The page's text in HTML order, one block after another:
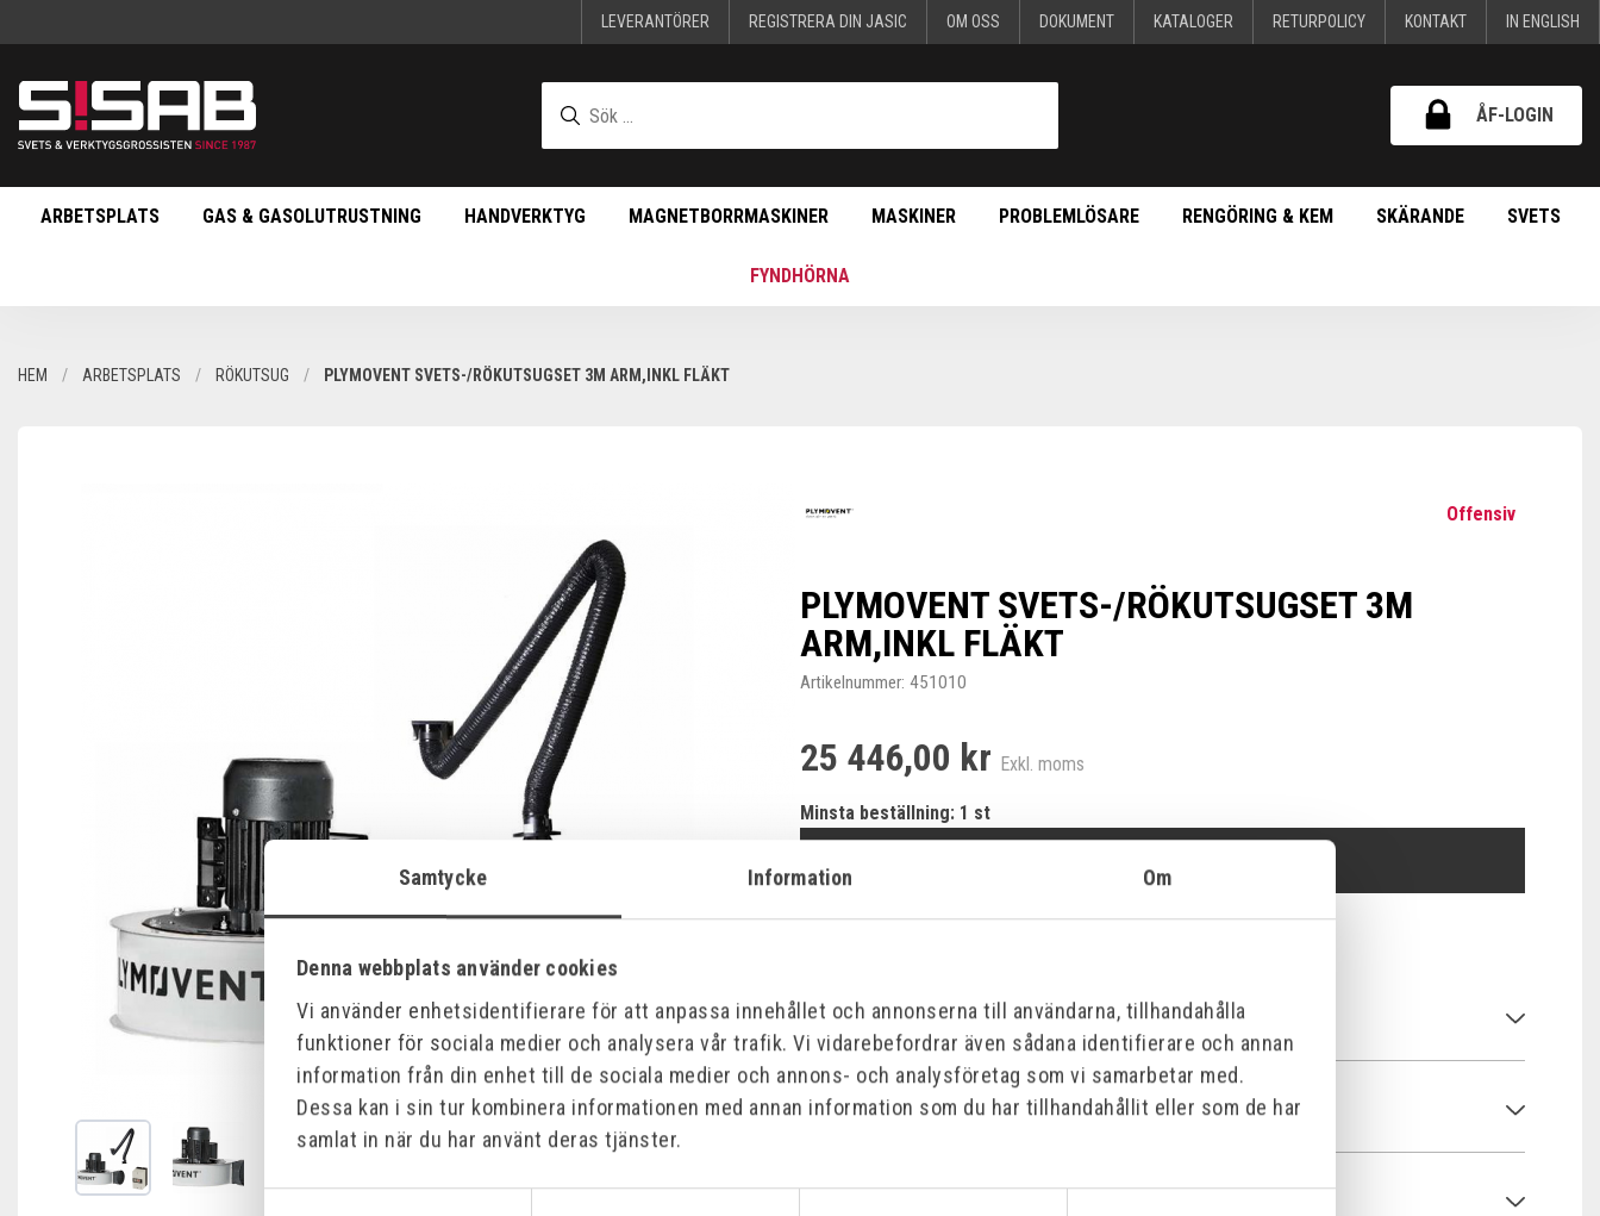
Samtycke Information Om
Denna webbplats använder cookies
Vi använder enhetsidentifierare för att anpassa innehållet och annonserna till användarna, tillhandahålla
funktioner för sociala medier och analysera vår trafik. Vi vidarebefordrar även sådana identifierare och annan
information från din enhet till de sociala medier och annons- och analysföretag som vi samarbetar med.
Dessa kan i sin tur kombinera informationen med annan information som du har tillhandahållit eller som de har
samlat in när du har använt deras tjänster.
LEVERANTÖRER REGISTRERA DIN JASIC OM OSS DOKUMENT KATALOGER RETURPOLICY KONTAKT IN ENGLISH
ÅF-LOGIN
ARBETSPLATS GAS & GASOLUTRUSTNING HANDVERKTYG MAGNETBORRMASKINER MASKINER PROBLEMLÖSARE RENGÖRING & KEM SKÄRANDE SVETS
FYNDHÖRNA
HEM ARBETSPLATS RÖKUTSUG PLYMOVENT SVETS-/RÖKUTSUGSET 3M ARM,INKL FLÄKT
Offensiv
PLYMOVENT SVETS-/RÖKUTSUGSET 3M
ARM,INKL FLÄKT
Artikelnummer: 451010
25 446,00 kr Exkl. moms
Minsta beställning: 1 st
Produktinformation
Specifikationer
Bilagor